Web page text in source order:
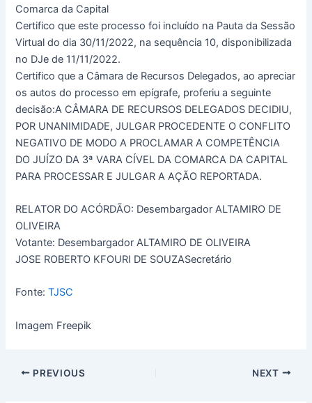
Comarca da Capital
Certifico que este processo foi incluído na Pauta da Sessão
Virtual do dia 30/11/2022, na sequência 10, disponibilizada
no DJe de 11/11/2022.
Certifico que a Câmara de Recursos Delegados, ao apreciar
os autos do processo em epígrafe, proferiu a seguinte
decisão:A CÂMARA DE RECURSOS DELEGADOS DECIDIU,
POR UNANIMIDADE, JULGAR PROCEDENTE O CONFLITO
NEGATIVO DE MODO A PROCLAMAR A COMPETÊNCIA
DO JUÍZO DA 3ª VARA CÍVEL DA COMARCA DA CAPITAL
PARA PROCESSAR E JULGAR A AÇÃO REPORTADA.
RELATOR DO ACÓRDÃO: Desembargador ALTAMIRO DE
OLIVEIRA
Votante: Desembargador ALTAMIRO DE OLIVEIRA
JOSE ROBERTO KFOURI DE SOUZASecretário
Fonte:TJSC
Imagem Freepik
PREVIOUS NEXT